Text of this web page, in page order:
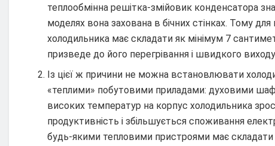
теплообмінна решітка-змійовик конденсатора
моделях вона захована в бічних стінках. Тому для
холодильника має складати як мінімум 7
призведе до його перегрівання і швидкого виходу
Із цієї ж причини не можна встановлювати
«теплими» побутовими приладами: духовими
високих температур на корпус холодильника
продуктивність і збільшується споживання
будь-якими тепловими пристроями має складати